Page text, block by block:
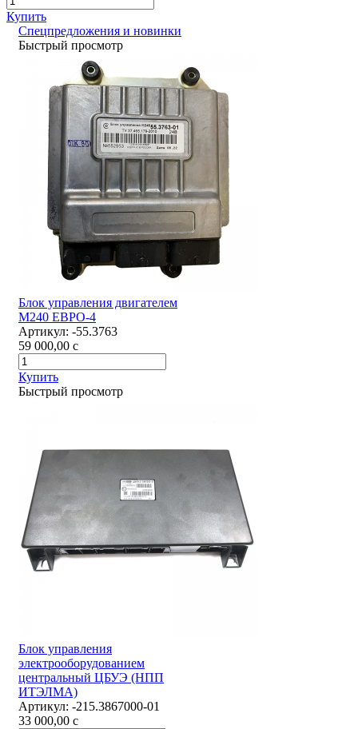
Купить
Спецпредложения и новинки
Быстрый просмотр
Блок управления двигателем
М240 ЕВРО-4
Артикул: -55.3763
59 000,00 c
Купить
Быстрый просмотр
Блок управления
электрооборудованием
центральный ЦБУЭ (НПП
ИТЭЛМА)
Артикул: -215.3867000-01
33 000,00 c